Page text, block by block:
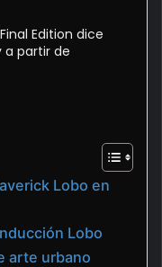
Final Edition dice
a partir de
Lobo en
Lobo
arte urbano